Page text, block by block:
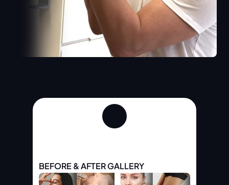
BEFORE & AFTER GALLERY